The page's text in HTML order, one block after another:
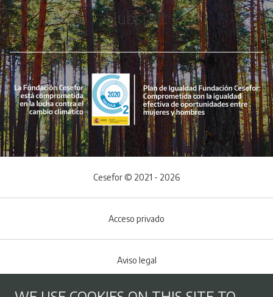
Hubspot
Cesefor © 2021 - 2026
Acceso privado
Aviso legal